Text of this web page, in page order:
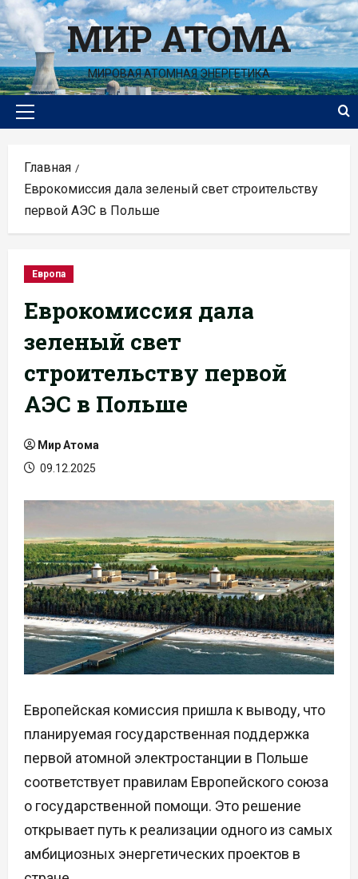
Перейти
к
содержимомуМИР АТОМА
МИРОВАЯ АТОМНАЯ ЭНЕРГЕТИКА
Основное
Главная
Еврокомиссия дала зеленый свет строительству
первой АЭС в Польше
Европа
Еврокомиссия дала
зеленый свет
строительству первой
АЭС в Польше
Мир Атома
09.12.2025
Европейская комиссия пришла к выводу, что
планируемая государственная поддержка
первой атомной электростанции в Польше
соответствует правилам Европейского союза
о государственной помощи. Это решение
открывает путь к реализации одного из самых
амбициозных энергетических проектов в